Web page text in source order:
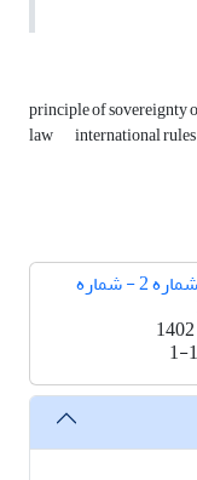
principle of sovereignty
law international rules
دوره 4، شماره 2 - شماره
1-